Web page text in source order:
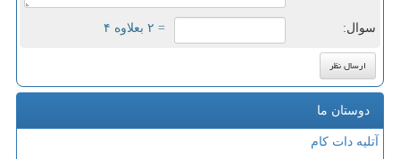
سوال: = ۲ بعلاوه ۴
دوستان ما
آتلیه دات کام